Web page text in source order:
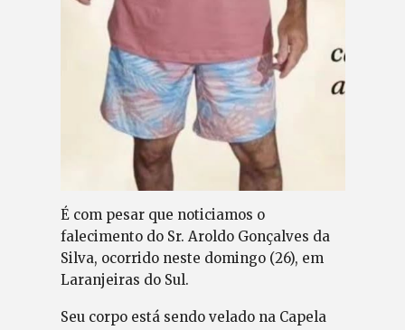
É com pesar que noticiamos o
falecimento do Sr. Aroldo Gonçalves da
Silva, ocorrido neste domingo (26), em
Laranjeiras do Sul.
Seu corpo está sendo velado na Capela